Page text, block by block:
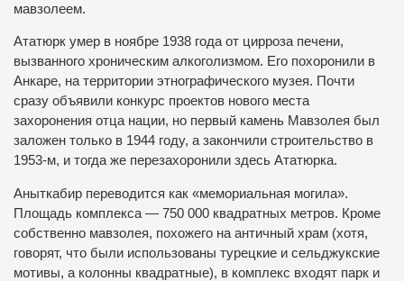
мавзолеем.
Ататюрк умер в ноябре 1938 года от цирроза печени,
вызванного хроническим алкоголизмом. Его похоронили в
Анкаре, на территории этнографического музея. Почти
сразу объявили конкурс проектов нового места
захоронения отца нации, но первый камень Мавзолея был
заложен только в 1944 году, а закончили строительство в
1953-м, и тогда же перезахоронили здесь Ататюрка.
Аныткабир переводится как «мемориальная могила».
Площадь комплекса — 750 000 квадратных метров. Кроме
собственно мавзолея, похожего на античный храм (хотя,
говорят, что были использованы турецкие и сельджукские
мотивы, а колонны квадратные), в комплекс входят парк и